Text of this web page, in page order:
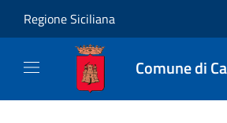
Regione Siciliana
Comune di